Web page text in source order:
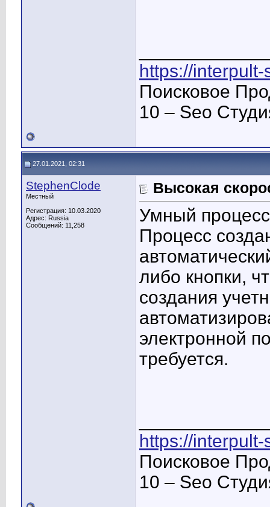
https://
Поисковое
10 – Seo
27.01.2021, 02:31
StephenClode
Местный
Регистрация: 10.03.2020
Адрес: Russia
Сообщений: 11,258
Высокая
Умный
Процесс
либо кнопки,
создания
электронной
требуется.
https://
Поисковое
10 – Seo